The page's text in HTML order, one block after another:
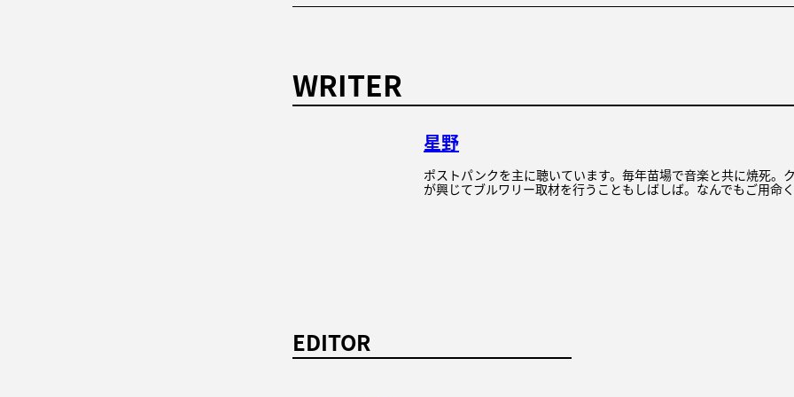
WRITER
星野
ポストパンクを主に聴いています。毎年苗場で音楽と共に焼死。
が興じてブルワリー取材を行うこともしばしば。なんでもご用命く
EDITOR